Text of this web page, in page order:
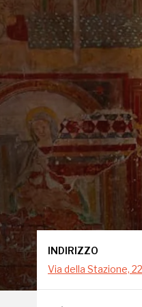
INDIRIZZO
Via della Stazione,
INDIRIZZO
Via della